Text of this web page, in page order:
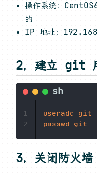
操作系统：
的
IP 地址：
2，建立 git
useradd
git
passwd
git
1
2
3，关闭防火墙